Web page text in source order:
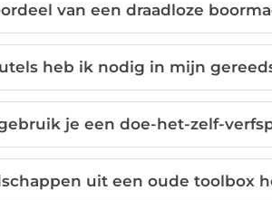
van een draadloze
heb ik nodig in mijn
je een doe-het-zelf-
uit een oude toolbox